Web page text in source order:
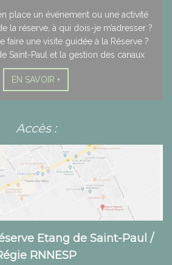
place un événement ou une activité
la réserve, à qui dois-je m’adresser ?
faire une visite guidée à la Réserve ?
Saint-Paul et la gestion des canaux
EN SAVOIR +
Accès :
Etang de Saint-Paul /
RNNESP